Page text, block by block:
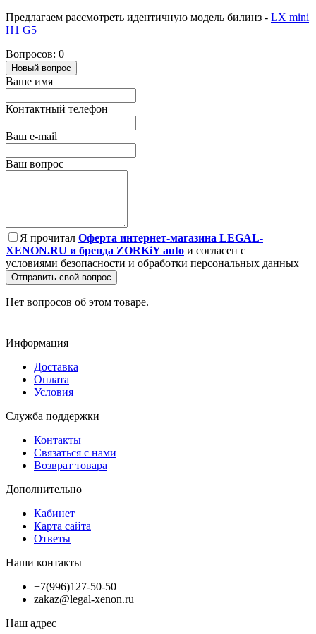
Предлагаем рассмотреть идентичную модель билинз - LX mini
H1 G5
Вопросов: 0
Новый вопрос
Ваше имя
Контактный телефон
Ваш e-mail
Ваш вопрос
Я прочитал Оферта интернет-магазина LEGAL-
XENON.RU и бренда ZORKiY auto и согласен с
условиями безопасности и обработки персональных данных
Отправить свой вопрос
Нет вопросов об этом товаре.
Информация
Доставка
Оплата
Условия
Служба поддержки
Контакты
Связаться с нами
Возврат товара
Дополнительно
Кабинет
Карта сайта
Ответы
Наши контакты
+7(996)127-50-50
zakaz@legal-xenon.ru
Наш адрес